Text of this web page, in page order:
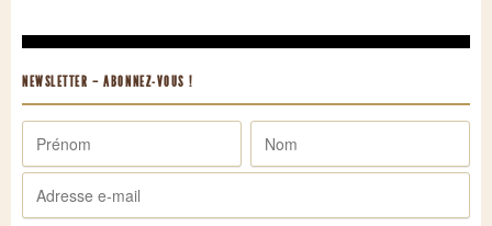
NEWSLETTER – ABONNEZ-VOUS !